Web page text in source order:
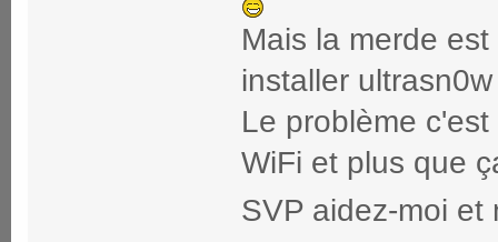
Mais la merde
installer
Le problème
WiFi et plus que
SVP aidez-moi